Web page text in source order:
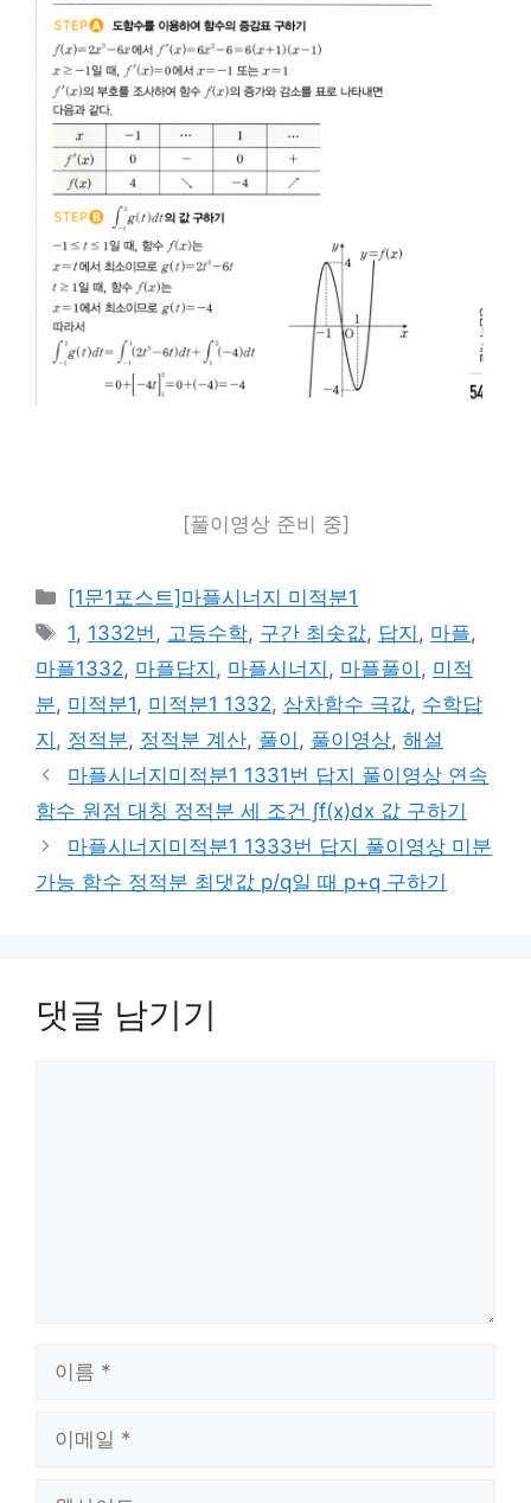
[풀이영상 준비 중]
카
테
고
리
[1문1포스트]마플시너지 미적분1
태
그
1, 1332번 , 고등수학, 구간 최솟값, 답지 , 마플,
마플1332, 마플답지 , 마플시너지 , 마플풀이 , 미적
분, 미적분1, 미적분1 1332, 삼차함수 극값, 수학답
지 , 정적분, 정적분 계산, 풀이 , 풀이영상, 해설
마플시너지미적분1 1331번 답지 풀이영상 연속
함수 원점 대칭 정적분 세 조건 ∫f(x)dx 값 구하기
마플시너지미적분1 1333번 답지 풀이영상 미분
가능 함수 정적분 최댓값 p/q일 때 p+q 구하기
댓글 남기기